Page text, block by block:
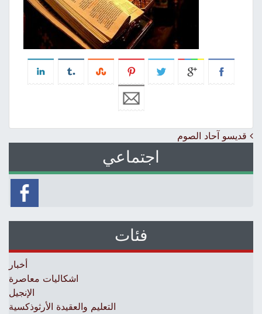
Post navigation
قديسو آحاد الصوم
اجتماعي
فئات
أخبار
اشكاليات معاصرة
الإنجيل
التعليم والعقيدة الأرثوذكسية